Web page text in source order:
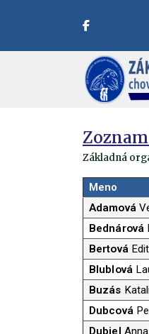
Základná
Meno
Adamová
Bednárová
Bertová
Blublová
Buzás
Dubcová
Dubiel